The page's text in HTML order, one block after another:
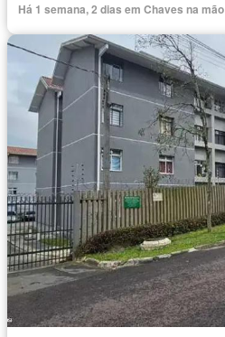
Há 1 semana, 2 dias em Chaves na mão